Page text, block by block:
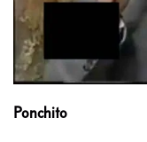
Ponchito